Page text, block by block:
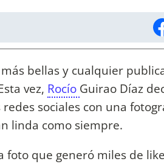
bellas y cualquier
vez, Rocío Guirao Díaz
sociales con una
linda como siempre.
foto que generó miles de